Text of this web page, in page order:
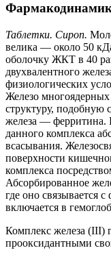
Таблетки. Сироп.
велика — около 50
оболочку ЖКТ в 40
двухвалентного
физиологических
Железо многоядерных
структуру, подобную
железа — ферритина.
данного комплекса
всасывания.
поверхности
комплекса
Абсорбированное
где оно связывается
включается в
Комплекс железа (III)
прооксидантными